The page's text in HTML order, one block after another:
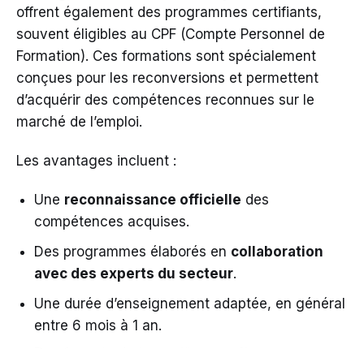
offrent également des programmes certifiants,
souvent éligibles au CPF (Compte Personnel de
Formation). Ces formations sont spécialement
conçues pour les reconversions et permettent
d’acquérir des compétences reconnues sur le
marché de l’emploi.
Les avantages incluent :
Une reconnaissance officielle des
compétences acquises.
Des programmes élaborés en collaboration
avec des experts du secteur.
Une durée d’enseignement adaptée, en général
entre 6 mois à 1 an.